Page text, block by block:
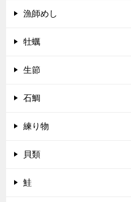
漁師めし
牡蠣
生節
石鯛
練り物
貝類
鮭